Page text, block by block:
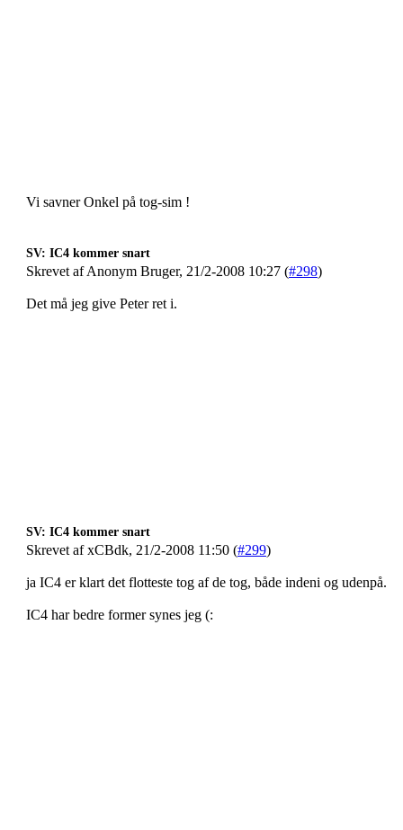
Vi savner Onkel på tog-sim !
SV: IC4 kommer snart
Skrevet af Anonym Bruger, 21/2-2008 10:27 (#298)
Det må jeg give Peter ret i.
SV: IC4 kommer snart
Skrevet af xCBdk, 21/2-2008 11:50 (#299)
ja IC4 er klart det flotteste tog af de tog, både indeni og udenpå.
IC4 har bedre former synes jeg (: